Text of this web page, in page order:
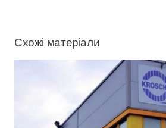
Схожі матеріали